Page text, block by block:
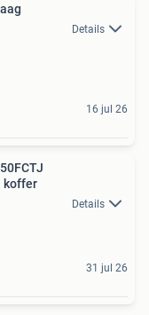
Details
16 jul 26
koffer
Details
31 jul 26